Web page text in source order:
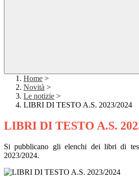
Home >
Novità >
Le notizie >
LIBRI DI TESTO A.S. 2023/2024
LIBRI DI TESTO A.S.
Si pubblicano gli elenchi dei libri di
2023/2024.